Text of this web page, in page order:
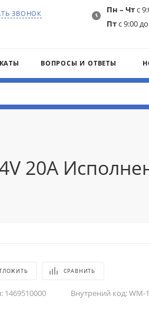
ЗВОНОК Пн – Чтс
Птс 9:00
ВОПРОСЫ И ОТВЕТЫ
20A
СРАВНИТЬ
1469510000 Внутрений код:WM-